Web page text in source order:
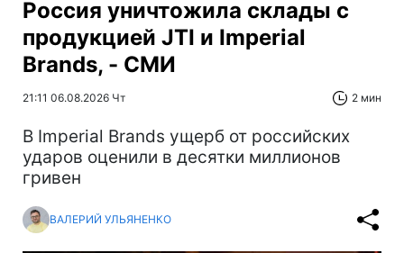
Россия уничтожила склады с
продукцией JTI и Imperial
Brands, - СМИ
21:11 06.08.2026 Чт 2 мин
В Imperial Brands ущерб от российских
ударов оценили в десятки миллионов
гривен
ВАЛЕРИЙ УЛЬЯНЕНКО